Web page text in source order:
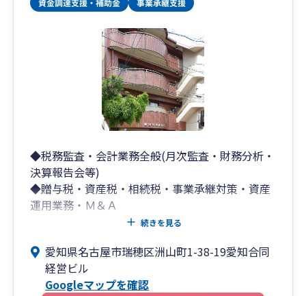
◆税務監査・会計業務全般(月次監査・財務分析・
決算報告会等)
◆贈与税・資産税・相続税・事業承継対策・資産
運用業務・Ｍ＆Ａ
(経営診断書の作成、経営計画の作成：中期5ヵ年
計画・単年度経営計画、リスクマネジメント業
務、戦略実践会議、保険等ファイナンシャルプラ
続きを見る
愛知県名古屋市瑞穂区洲山町1-38-19愛知合同
経営ビル
Googleマップを確認